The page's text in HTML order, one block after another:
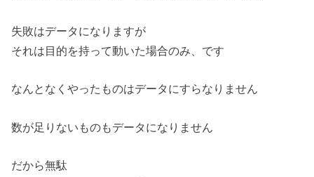
失敗はデータになりますが
それは目的を持って動いた場合のみ、です
なんとなくやったものはデータにすらなりません
数が足りないものもデータになりません
だから無駄